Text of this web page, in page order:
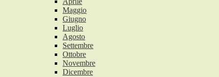
Maggio
Giugno
Luglio
Agosto
Settembre
Ottobre
Novembre
Dicembre